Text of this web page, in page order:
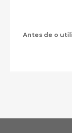
Antes de o